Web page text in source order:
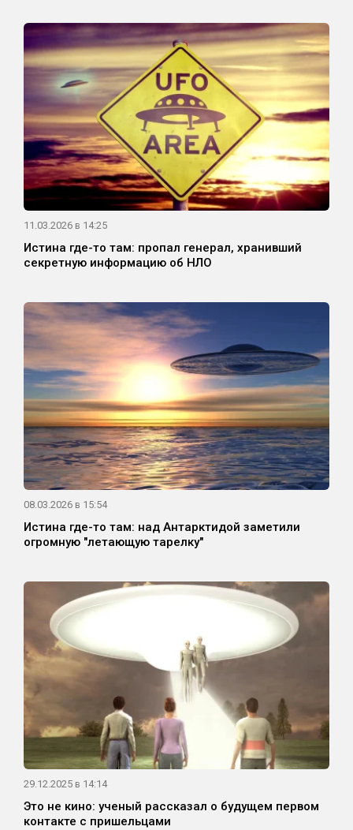
11.03.2026 в 14:25
Истина где-то там: пропал генерал, хранивший
секретную информацию об НЛО
08.03.2026 в 15:54
Истина где-то там: над Антарктидой заметили
огромную "летающую тарелку"
29.12.2025 в 14:14
Это не кино: ученый рассказал о будущем первом
контакте с пришельцами